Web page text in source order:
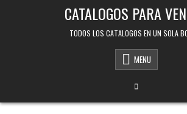
CATALOGOS PARA
TODOS LOS CATALOGOS EN UN SOLA
MENU